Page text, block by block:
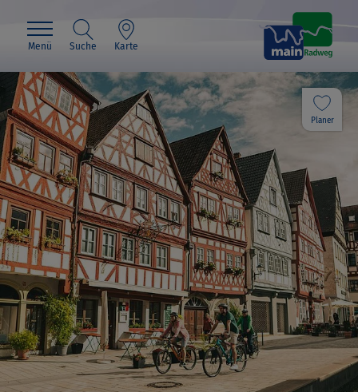
Menü Suche Karte
Planer